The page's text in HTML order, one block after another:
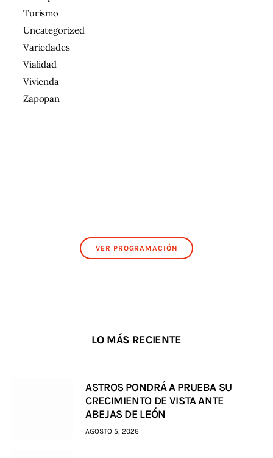
Turismo
Uncategorized
Variedades
Vialidad
Vivienda
Zapopan
VER PROGRAMACIÓN
LO MÁS RECIENTE
ASTROS PONDRÁ A PRUEBA SU
CRECIMIENTO DE VISTA ANTE
ABEJAS DE LEÓN
AGOSTO 5, 2026